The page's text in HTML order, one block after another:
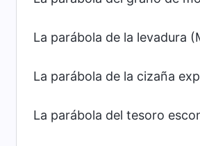
La parábola de la levadura
La parábola de la cizaña
La parábola del tesoro